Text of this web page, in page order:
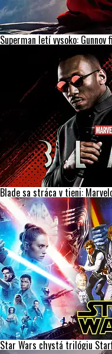
Superman letí vysoko:
Blade sa stráca v tieni:
Star Wars chystá trilógiu